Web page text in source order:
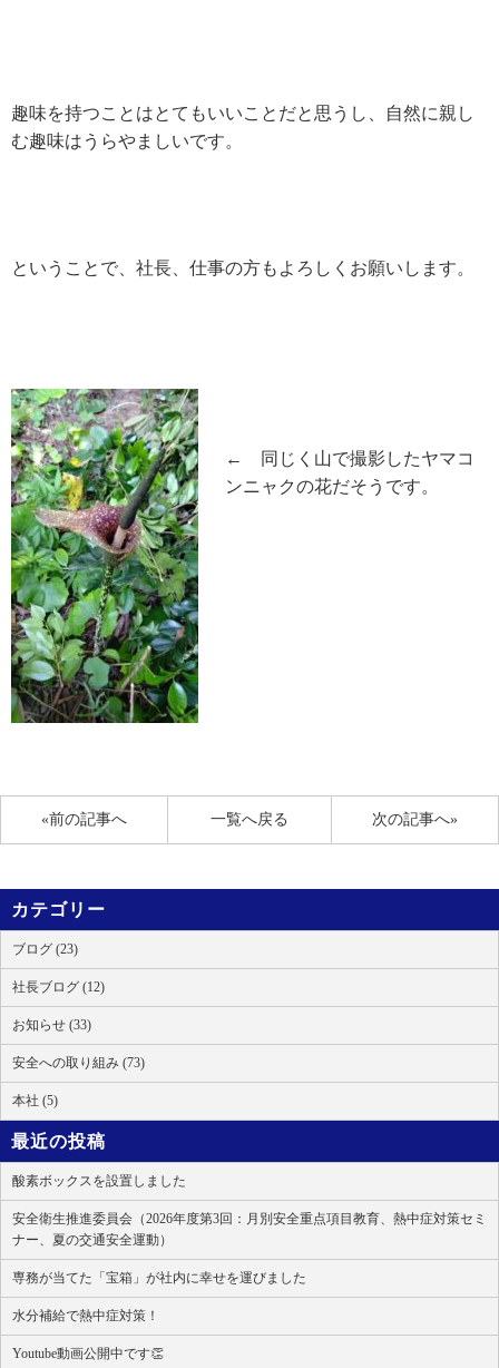
趣味を持つことはとてもいいことだと思うし、自然に親し
む趣味はうらやましいです。
ということで、社長、仕事の方もよろしくお願いします。
← 同じく山で撮影したヤマコ
ンニャクの花だそうです。
«前の記事へ 次の記事へ»
一覧へ戻る
カテゴリー
ブログ (23)
社長ブログ (12)
お知らせ (33)
安全への取り組み (73)
本社 (5)
最近の投稿
酸素ボックスを設置しました
安全衛生推進委員会（2026年度第3回：月別安全重点項目教育、熱中症対策セミ
ナー、夏の交通安全運動）
専務が当てた「宝箱」が社内に幸せを運びました
水分補給で熱中症対策！
Youtube動画公開中です👏